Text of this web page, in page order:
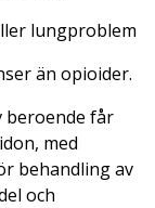
lungproblem
än opioider.
beroende får
med
behandling av
och